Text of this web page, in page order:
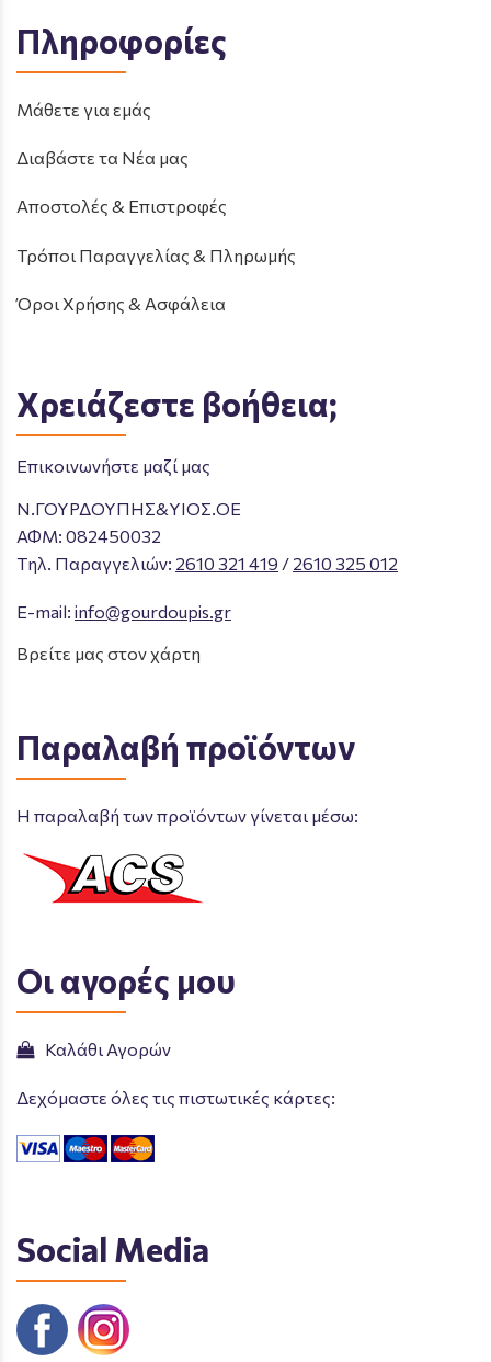
Πληροφορίες
Μάθετε για εμάς
Διαβάστε τα Νέα μας
Αποστολές & Επιστροφές
Τρόποι Παραγγελίας & Πληρωμής
Όροι Χρήσης & Ασφάλεια
Χρειάζεστε βοήθεια;
Επικοινωνήστε μαζί μας
Ν.ΓΟΥΡΔΟΥΠΗΣ&ΥΙΟΣ.ΟΕ
ΑΦΜ: 082450032
Tηλ. Παραγγελιών: 2610 321 419 / 2610 325 012
E-mail: info@gourdoupis.gr
Βρείτε μας στον χάρτη
Παραλαβή προϊόντων
Η παραλαβή των προϊόντων γίνεται μέσω:
Οι αγορές μου
Καλάθι Αγορών
Δεχόμαστε όλες τις πιστωτικές κάρτες:
Social Media